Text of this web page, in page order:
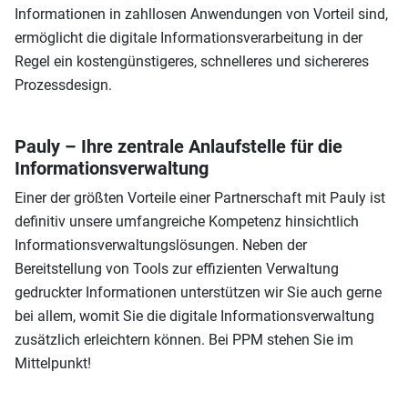
Informationen in zahllosen Anwendungen von Vorteil sind,
ermöglicht die digitale Informationsverarbeitung in der
Regel ein kostengünstigeres, schnelleres und sichereres
Prozessdesign.
Pauly – Ihre zentrale Anlaufstelle für die
Informationsverwaltung
Einer der größten Vorteile einer Partnerschaft mit Pauly ist
definitiv unsere umfangreiche Kompetenz hinsichtlich
Informationsverwaltungslösungen. Neben der
Bereitstellung von Tools zur effizienten Verwaltung
gedruckter Informationen unterstützen wir Sie auch gerne
bei allem, womit Sie die digitale Informationsverwaltung
zusätzlich erleichtern können. Bei PPM stehen Sie im
Mittelpunkt!